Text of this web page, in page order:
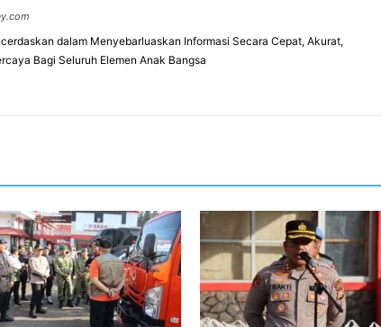
dalam Menyebarluaskan Informasi Secara Cepat, Akurat,
Bagi Seluruh Elemen Anak Bangsa